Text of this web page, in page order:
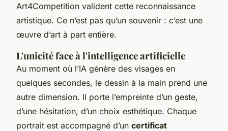
Art4Competition valident cette reconnaissance
artistique. Ce n’est pas qu’un souvenir : c’est une
œuvre d’art à part entière.
L'unicité face à l'intelligence artificielle
Au moment où l’IA génère des visages en
quelques secondes, le dessin à la main prend une
autre dimension. Il porte l’empreinte d’un geste,
d’une hésitation, d’un choix esthétique. Chaque
portrait est accompagné d’un certificat